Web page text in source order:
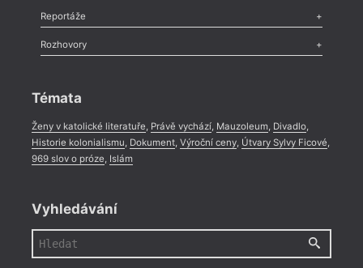
Recenze
Méně slov o próze,Celá rubrika
Reportáže
Literární zítřky
Celá rubrika
Rozhovory
Témata
Ženy v katolické literatuře, Právě vychází, Mauzoleum, Divadlo,
Historie kolonialismu, Dokument, Výroční ceny, Útvary Sylvy Ficové,
969 slov o próze, Islám
Vyhledávání